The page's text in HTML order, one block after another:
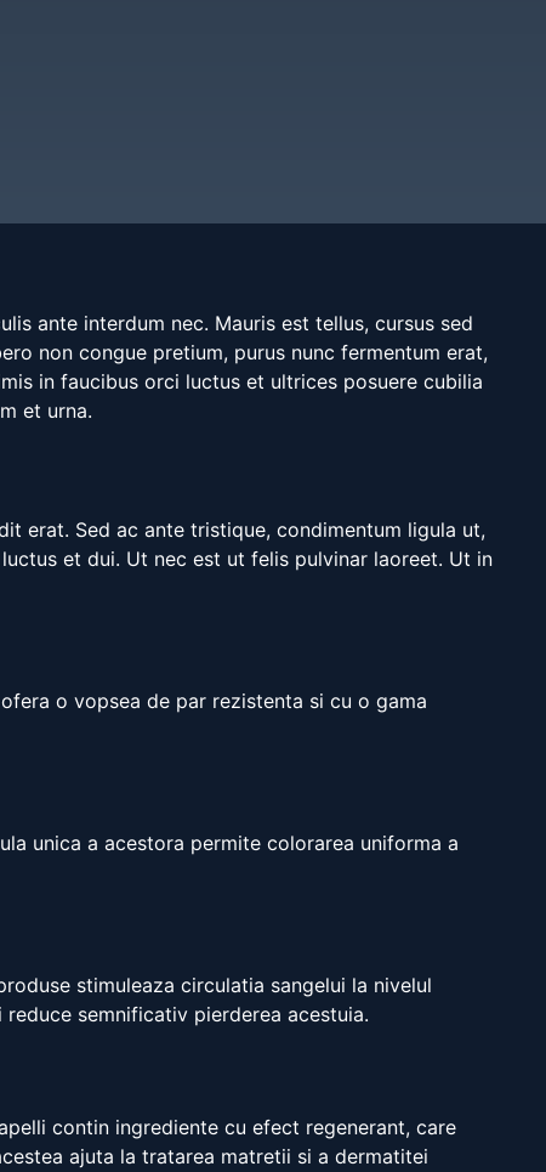
ante interdum nec. Mauris est tellus, cursus sed
non congue pretium, purus nunc fermentum erat,
in faucibus orci luctus et ultrices posuere cubilia
et urna.
erat. Sed ac ante tristique, condimentum ligula ut,
et dui. Ut nec est ut felis pulvinar laoreet. Ut in
o vopsea de par rezistenta si cu o gama
unica a acestora permite colorarea uniforma a
stimuleaza circulatia sangelui la nivelul
semnificativ pierderea acestuia.
contin ingrediente cu efect regenerant, care
ajuta la tratarea matretii si a dermatitei